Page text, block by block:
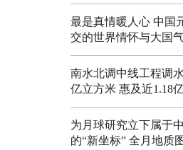
最是真情暖人心 中国
交的世界情怀与大国
南水北调中线工程调
亿立方米 惠及近1.18
为月球研究立下属于
的“新坐标” 全月地质图